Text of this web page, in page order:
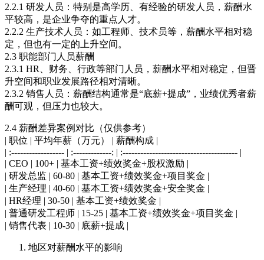
2.2.1 研发人员：特别是高学历、有经验的研发人员，薪酬水
平较高，是企业争夺的重点人才。
2.2.2 生产技术人员：如工程师、技术员等，薪酬水平相对稳
定，但也有一定的上升空间。
2.3 职能部门人员薪酬
2.3.1 HR、财务、行政等部门人员，薪酬水平相对稳定，但晋
升空间和职业发展路径相对清晰。
2.3.2 销售人员：薪酬结构通常是“底薪+提成”，业绩优秀者薪
酬可观，但压力也较大。
2.4 薪酬差异案例对比（仅供参考）
| 职位 | 平均年薪（万元） | 薪酬构成 |
| :------------------ | :-------------: | :--------------------------------------- |
| CEO | 100+ | 基本工资+绩效奖金+股权激励 |
| 研发总监 | 60-80 | 基本工资+绩效奖金+项目奖金 |
| 生产经理 | 40-60 | 基本工资+绩效奖金+安全奖金 |
| HR经理 | 30-50 | 基本工资+绩效奖金 |
| 普通研发工程师 | 15-25 | 基本工资+绩效奖金+项目奖金 |
| 销售代表 | 10-30 | 底薪+提成 |
地区对薪酬水平的影响